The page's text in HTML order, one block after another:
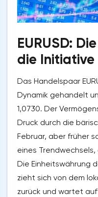
EURUSD:
die Initiative
Das Handelspaar
Dynamik gehandelt
1,0730. Der
Druck durch die
Februar, aber früher
eines
Die Einheitswährung
zieht sich von dem
zurück und wartet